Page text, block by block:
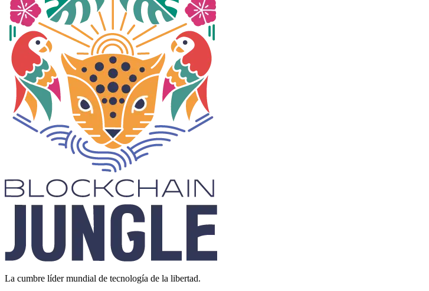
La cumbre líder mundial de tecnología de la libertad.